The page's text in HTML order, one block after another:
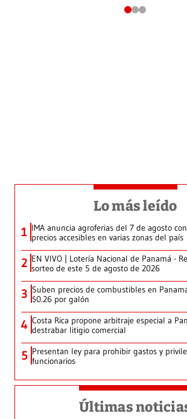
Lo más leído
1 IMA anuncia agroferias del 7 de agosto
precios accesibles en varias zonas del país
2 EN VIVO | Lotería Nacional de Panamá -
sorteo de este 5 de agosto de 2026
3 Suben precios de combustibles en
$0.26 por galón
4 Costa Rica propone arbitraje especial a
destrabar litigio comercial
5 Presentan ley para prohibir gastos y
funcionarios
Últimas